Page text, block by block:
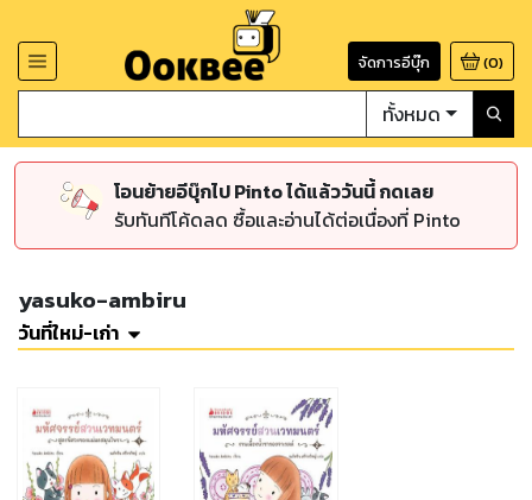
จัดการอีบุ๊ก (0)
ทั้งหมด
โอนย้ายอีบุ๊กไป Pinto ได้แล้ววันนี้ กดเลย
รับทันทีโค้ดลด ซื้อและอ่านได้ต่อเนื่องที่ Pinto
yasuko-ambiru
วันที่ใหม่-เก่า